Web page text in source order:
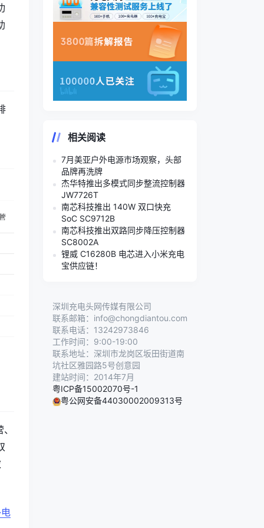
相关阅读
7月美亚户外电源市场观察，头部
品牌再洗牌
杰华特推出多模式同步整流控制器
JW7726T
南芯科技推出 140W 双口快充
SoC SC9712B
南芯科技推出双路同步降压控制器
SC8002A
锂威 C16280B 电芯进入小米充电
宝供应链！
深圳充电头网传媒有限公司
联系邮箱：info@chongdiantou.com
联系电话：13242973846
工作时间：9:00-19:00
联系地址：深圳市龙岗区坂田街道南
坑社区雅园路5号创意园
建站时间：2014年7月
粤ICP备15002070号-1
粤公网安备44030002009313号